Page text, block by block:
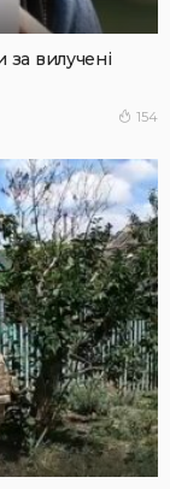
вилучені
154